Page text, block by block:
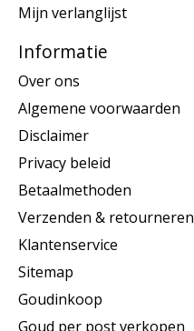
Mijn verlanglijst
Informatie
Over ons
Algemene voorwaarden
Disclaimer
Privacy beleid
Betaalmethoden
Verzenden & retourneren
Klantenservice
Sitemap
Goudinkoop
Goud per post verkopen